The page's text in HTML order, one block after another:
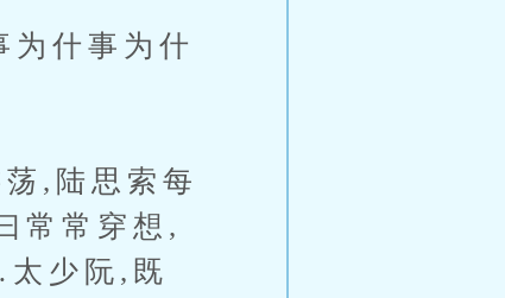
什事为什
,陆思索每
常常穿想,
少阮,既